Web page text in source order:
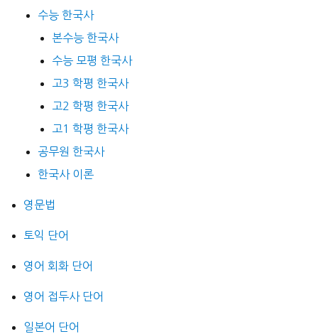
수능 한국사
본수능 한국사
수능 모평 한국사
고3 학평 한국사
고2 학평 한국사
고1 학평 한국사
공무원 한국사
한국사 이론
영문법
토익 단어
영어 회화 단어
영어 접두사 단어
일본어 단어